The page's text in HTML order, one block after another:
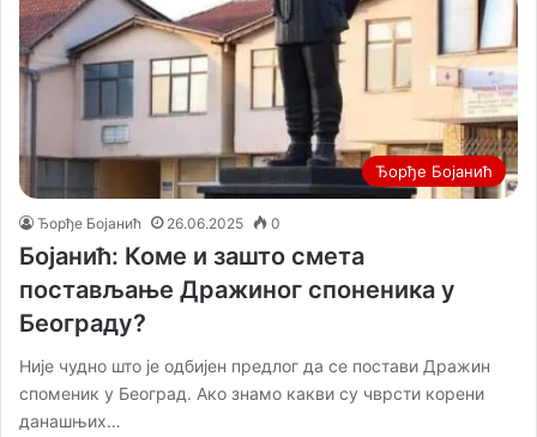
Ђорђе Бојанић
Ђорђе Бојанић 26.06.2025 0
Бојанић: Коме и зашто смета
постављање Дражиног споненика у
Београду?
Није чудно што је одбијен предлог да се постави Дражин
споменик у Београд. Ако знамо какви су чврсти корени
данашњих…